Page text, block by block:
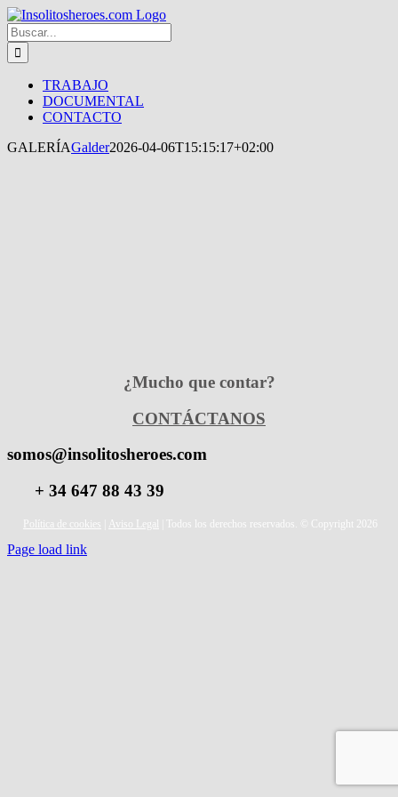
Saltar
al
contenido
Buscar:
TRABAJO
DOCUMENTAL
CONTACTO
GALERÍAGalder2026-04-06T15:15:17+02:00
¿Mucho que contar?
CONTÁCTANOS
somos@insolitosheroes.com
+ 34 647 88 43 39
Política de cookies Aviso Legal | Todos los derechos reservados. © Copyright 2026
Page load link